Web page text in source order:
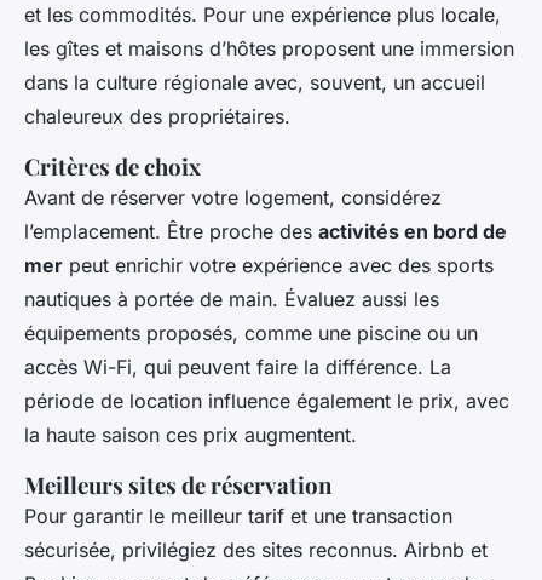
et les commodités. Pour une expérience plus locale,
les gîtes et maisons d’hôtes proposent une immersion
dans la culture régionale avec, souvent, un accueil
chaleureux des propriétaires.
Critères de choix
Avant de réserver votre logement, considérez
l’emplacement. Être proche des activités en bord de
mer peut enrichir votre expérience avec des sports
nautiques à portée de main. Évaluez aussi les
équipements proposés, comme une piscine ou un
accès Wi-Fi, qui peuvent faire la différence. La
période de location influence également le prix, avec
la haute saison ces prix augmentent.
Meilleurs sites de réservation
Pour garantir le meilleur tarif et une transaction
sécurisée, privilégiez des sites reconnus. Airbnb et